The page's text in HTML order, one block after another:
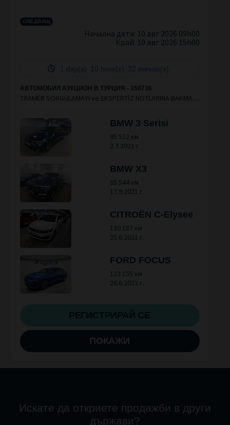
СЛЕДВАЩ
Начална дата: 10 авг 2026 09h00
Край: 10 авг 2026 15h00
1 day(s) 10 hour(s) 32 minute(s)
АВТОМОБИЛ АУКЦИОН В ТУРЦИЯ - 150736
TRAMER SORGULAMAYI ve EKSPERTİZ NOTLARINA BAKMAYI
BMW 3 Serisi
95 522 км
2.7.2021 г.
BMW X3
65 544 км
17.9.2021 г.
CITROËN C-Elysee
130 187 км
25.6.2021 г.
FORD FOCUS
123 155 км
26.6.2023 г.
ПОКАЖИ
Искате да откриете продажби в други
държави?